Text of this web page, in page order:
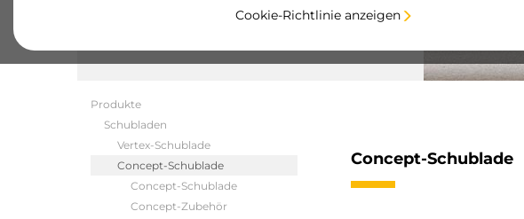
Cookie-Richtlinie anzeigen
Ausführungen in Weiß und Anthrazitgrau und
Produkte
Schubladen
Vertex-Schublade
Concept-Schublade
Concept-Schublade
Concept-Zubehör
Concept-Schublade